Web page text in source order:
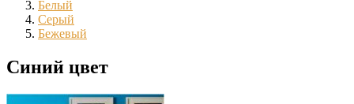
Белый
Серый
Бежевый
Синий цвет